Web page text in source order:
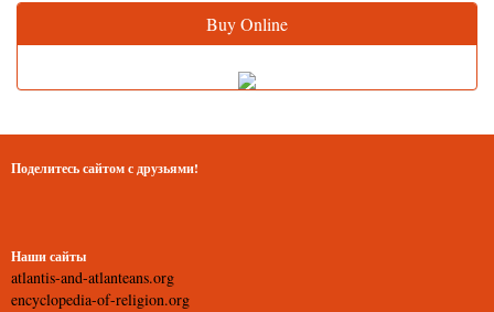
Buy Online
Поделитесь сайтом с друзьями!
Наши сайты
atlantis-and-atlanteans.org
encyclopedia-of-religion.org